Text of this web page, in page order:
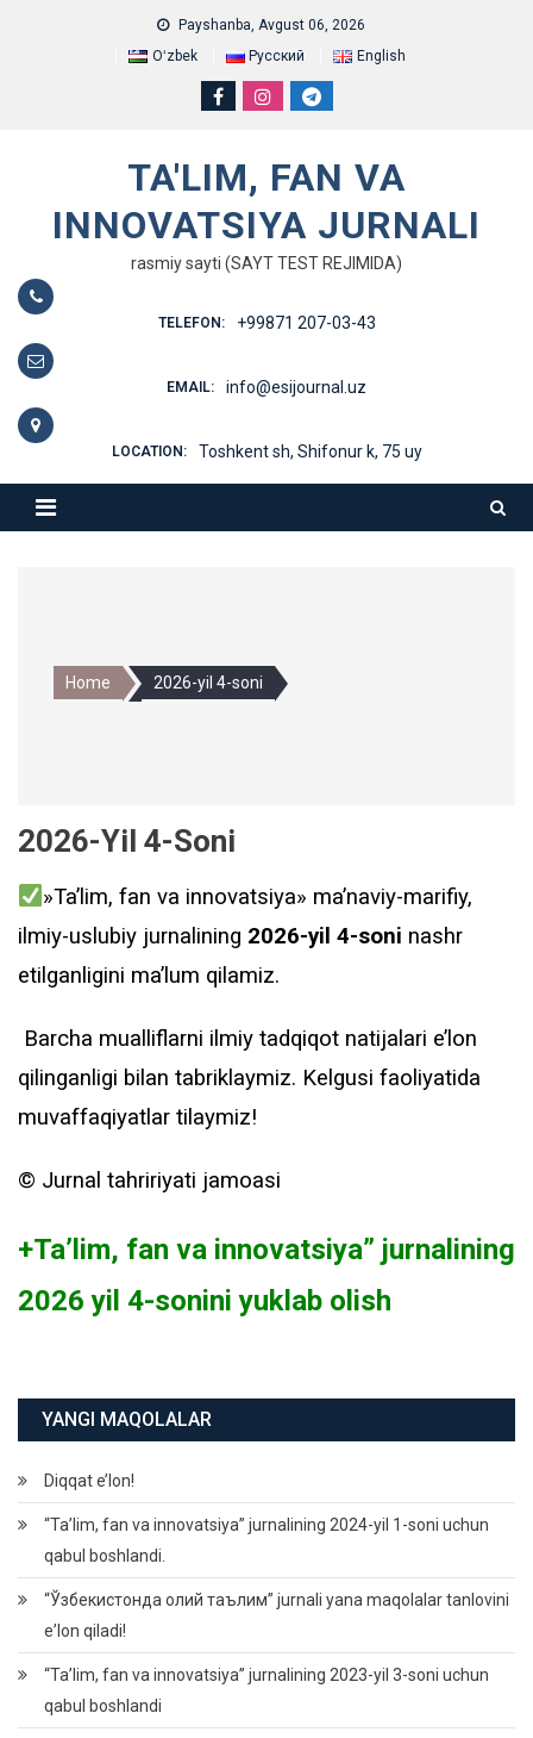
Payshanba, Avgust 06, 2026
Oʻzbek
Русский English
TA'LIM, FAN VA
INNOVATSIYA JURNALI
rasmiy sayti (SAYT TEST REJIMIDA)
TELEFON: +99871 207-03-43
EMAIL: info@esijournal.uz
LOCATION: Toshkent sh, Shifonur k, 75 uy
Home 2026-yil 4-soni
2026-Yil 4-Soni
»Ta’lim, fan va innovatsiya» ma’naviy-marifiy,
ilmiy-uslubiy jurnalining 2026-yil 4-soni nashr
etilganligini ma’lum qilamiz.
Barcha mualliflarni ilmiy tadqiqot natijalari e’lon
qilinganligi bilan tabriklaymiz. Kelgusi faoliyatida
muvaffaqiyatlar tilaymiz!
©️ Jurnal tahririyati jamoasi
+Ta’lim, fan va innovatsiya” jurnalining
2026 yil 4-sonini yuklab olish
YANGI MAQOLALAR
Diqqat e’lon!
“Ta’lim, fan va innovatsiya” jurnalining 2024-yil 1-soni uchun
qabul boshlandi.
“Ўзбекистонда олий таълим” jurnali yana maqolalar tanlovini
eʼlon qiladi!
“Ta’lim, fan va innovatsiya” jurnalining 2023-yil 3-soni uchun
qabul boshlandi